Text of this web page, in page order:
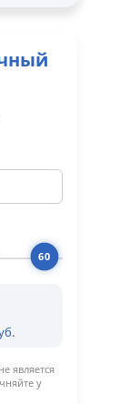
60
является
у